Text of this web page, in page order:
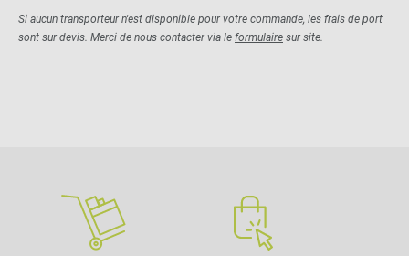
Si aucun transporteur n'est disponible pour votre commande, les frais de port
sont sur devis. Merci de nous contacter via le formulaire sur site.